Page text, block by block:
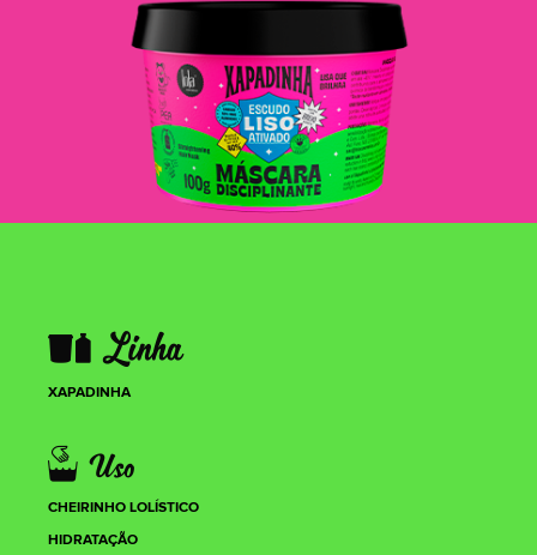
XAPADINHA
CHEIRINHO LOLÍSTICO
HIDRATAÇÃO